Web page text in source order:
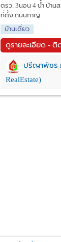
ตรว. 3นอน 4 น้ำ บ้านส
ที่ตั้ง ถนนกาญ
บ้านเดี่ยว
ดูรายละเอียด - ติ
ปรีญาพัชร
RealEstate)